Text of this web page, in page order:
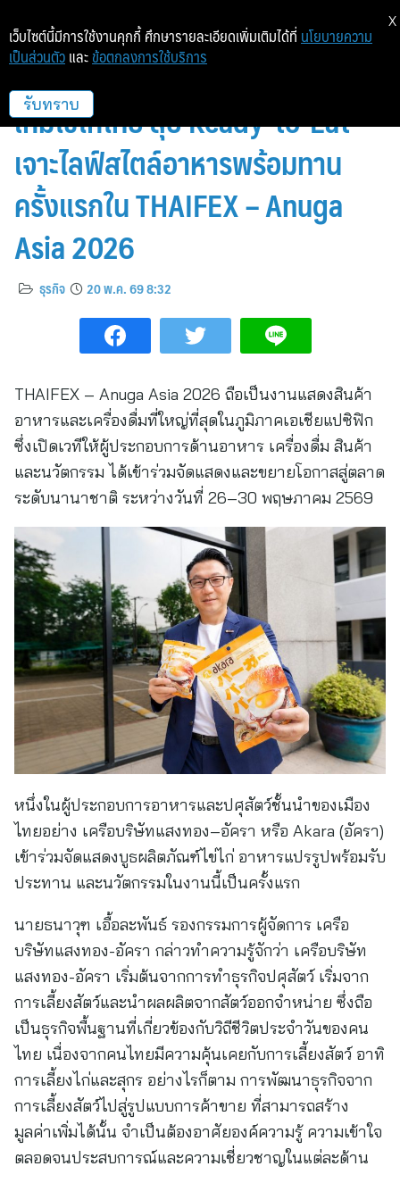
จากฟาร์มสู่แบรนด์ ‘อัครา’ พลิก
เกมไข่ไก่ไทย ลุย Ready-to-Eat
เจาะไลฟ์สไตล์อาหารพร้อมทาน
ครั้งแรกใน THAIFEX – Anuga
Asia 2026
ธุรกิจ 20 พ.ค. 69 8:32
THAIFEX – Anuga Asia 2026 ถือเป็นงานแสดงสินค้า
อาหารและเครื่องดื่มที่ใหญ่ที่สุดในภูมิภาคเอเชียแปซิฟิก
ซึ่งเปิดเวทีให้ผู้ประกอบการด้านอาหาร เครื่องดื่ม สินค้า
และนวัตกรรม ได้เข้าร่วมจัดแสดงและขยายโอกาสสู่ตลาด
ระดับนานาชาติ ระหว่างวันที่ 26–30 พฤษภาคม 2569
หนึ่งในผู้ประกอบการอาหารและปศุสัตว์ชั้นนำของเมือง
ไทยอย่าง เครือบริษัทแสงทอง–อัครา หรือ Akara (อัครา)
เข้าร่วมจัดแสดงบูธผลิตภัณฑ์ไข่ไก่ อาหารแปรรูปพร้อมรับ
ประทาน และนวัตกรรมในงานนี้เป็นครั้งแรก
นายธนาวุฑ เอื้อละพันธ์ รองกรรมการผู้จัดการ เครือ
บริษัทแสงทอง-อัครา กล่าวทำความรู้จักว่า เครือบริษัท
แสงทอง-อัครา เริ่มต้นจากการทำธุรกิจปศุสัตว์ เริ่มจาก
การเลี้ยงสัตว์และนำผลผลิตจากสัตว์ออกจำหน่าย ซึ่งถือ
เป็นธุรกิจพื้นฐานที่เกี่ยวข้องกับวิถีชีวิตประจำวันของคน
ไทย เนื่องจากคนไทยมีความคุ้นเคยกับการเลี้ยงสัตว์ อาทิ
การเลี้ยงไก่และสุกร อย่างไรก็ตาม การพัฒนาธุรกิจจาก
การเลี้ยงสัตว์ไปสู่รูปแบบการค้าขาย ที่สามารถสร้าง
มูลค่าเพิ่มได้นั้น จำเป็นต้องอาศัยองค์ความรู้ ความเข้าใจ
ตลอดจนประสบการณ์และความเชี่ยวชาญในแต่ละด้าน
เว็บไซต์นี้มีการใช้งานคุกกี้ ศึกษารายละเอียดเพิ่มเติมได้ที่ นโยบายความ
เป็นส่วนตัว และ ข้อตกลงการใช้บริการ
รับทราบ
X